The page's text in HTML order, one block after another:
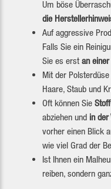
Um böse
die
Auf aggressive
Falls Sie ein
Sie es erst an
Mit der
Haare, Staub und
Oft können Sie
abziehen und in
vorher einen Blick
wie viel Grad der
Ist Ihnen ein
reiben, sondern